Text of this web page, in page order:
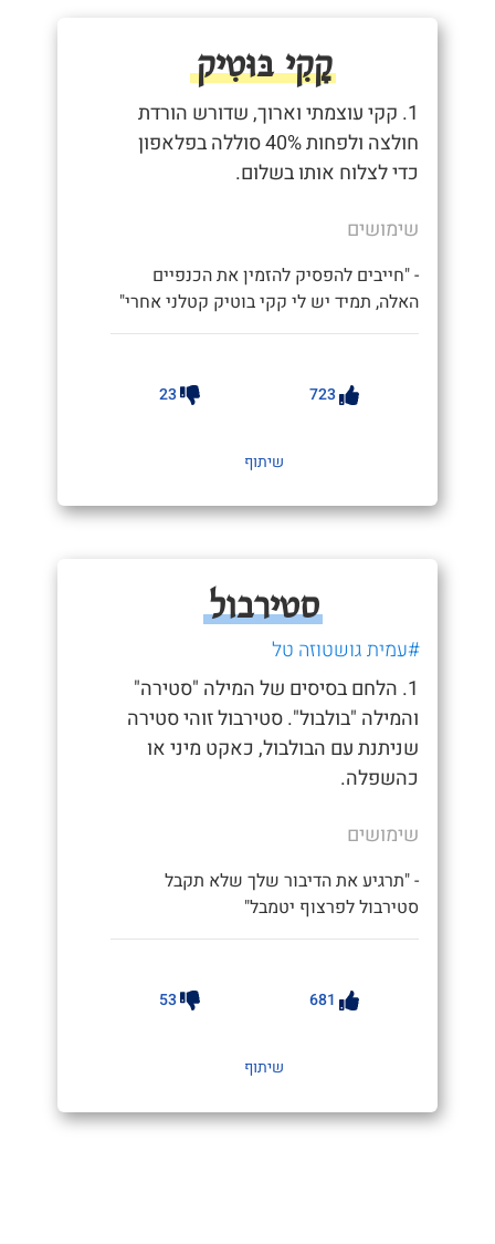
קָקִי בּוּטִיק
1. קקי עוצמתי וארוך, שדורש הורדת
חולצה ולפחות 40% סוללה בפלאפון
כדי לצלוח אותו בשלום.
שימושים
- "חייבים להפסיק להזמין את הכנפיים
האלה, תמיד יש לי קקי בוטיק קטלני אחרי"
723
23
שיתוף
סטירבול
#עמית גושטוזה טל
1. הלחם בסיסים של המילה "סטירה"
והמילה "בולבול". סטירבול זוהי סטירה
שניתנת עם הבולבול, כאקט מיני או
כהשפלה.
שימושים
- "תרגיע את הדיבור שלך שלא תקבל
סטירבול לפרצוף יטמבל"
681
53
שיתוף